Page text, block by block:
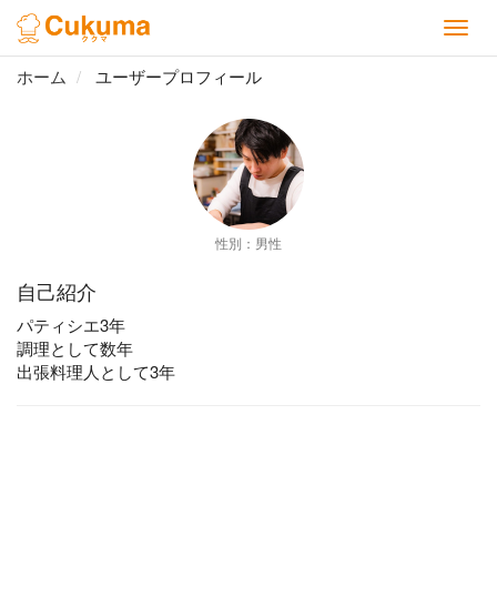
ホーム ユーザープロフィール
性別：男性
自己紹介
パティシエ3年
調理として数年
出張料理人として3年